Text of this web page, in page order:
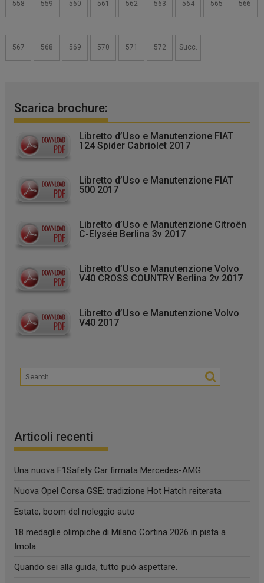
558 559 560 561 562 563 564 565 566
567 568 569 570 571 572 Succ.
Scarica brochure:
Libretto d’Uso e Manutenzione FIAT
124 Spider Cabriolet 2017
Libretto d’Uso e Manutenzione FIAT
500 2017
Libretto d’Uso e Manutenzione Citroën
C-Elysée Berlina 3v 2017
Libretto d’Uso e Manutenzione Volvo
V40 CROSS COUNTRY Berlina 2v 2017
Libretto d’Uso e Manutenzione Volvo
V40 2017
Articoli recenti
Una nuova F1Safety Car firmata Mercedes-AMG
Nuova Opel Corsa GSE: tradizione Hot Hatch reiterata
Estate, boom del noleggio auto
18 medaglie olimpiche di Milano Cortina 2026 in pista a
Imola
Quando sei alla guida, tutto può aspettare.